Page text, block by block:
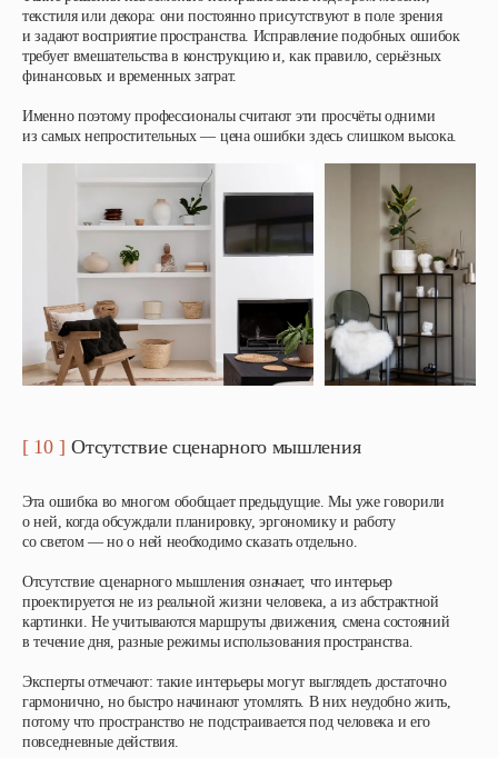
текстиля или декора: они постоянно присутствуют в поле зрения
и задают восприятие пространства. Исправление подобных ошибок
требует вмешательства в конструкцию и, как правило, серьёзных
финансовых и временных затрат.
Именно поэтому профессионалы считают эти просчёты одними
из самых непростительных — цена ошибки здесь слишком высока.
[ 10 ] Отсутствие сценарного мышления
Эта ошибка во многом обобщает предыдущие. Мы уже говорили
о ней, когда обсуждали планировку, эргономику и работу
со светом — но о ней необходимо сказать отдельно.
Отсутствие сценарного мышления означает, что интерьер
проектируется не из реальной жизни человека, а из абстрактной
картинки. Не учитываются маршруты движения, смена состояний
в течение дня, разные режимы использования пространства.
Эксперты отмечают: такие интерьеры могут выглядеть достаточно
гармонично, но быстро начинают утомлять. В них неудобно жить,
потому что пространство не подстраивается под человека и его
повседневные действия.